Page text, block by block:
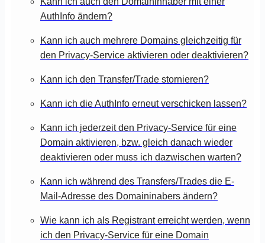
AuthInfo ändern?
Kann ich auch mehrere Domains gleichzeitig für
den Privacy-Service aktivieren oder deaktivieren?
Kann ich den Transfer/Trade stornieren?
Kann ich die AuthInfo erneut verschicken lassen?
Kann ich jederzeit den Privacy-Service für eine
Domain aktivieren, bzw. gleich danach wieder
deaktivieren oder muss ich dazwischen warten?
Kann ich während des Transfers/Trades die E-
Mail-Adresse des Domaininabers ändern?
Wie kann ich als Registrant erreicht werden, wenn
ich den Privacy-Service für eine Domain